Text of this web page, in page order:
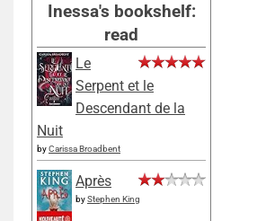
Inessa's bookshelf:
read
Le
Serpent et le
Descendant de la
Nuit
byCarissa Broadbent
Après
byStephen King